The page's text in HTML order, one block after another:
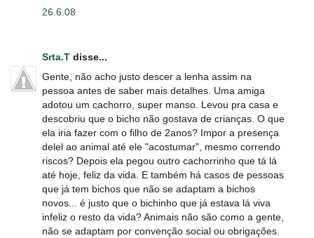
26.6.08
Srta.T disse...
Gente, não acho justo descer a lenha assim na
pessoa antes de saber mais detalhes. Uma amiga
adotou um cachorro, super manso. Levou pra casa e
descobriu que o bicho não gostava de crianças. O que
ela iria fazer com o filho de 2anos? Impor a presença
delel ao animal até ele "acostumar", mesmo correndo
riscos? Depois ela pegou outro cachorrinho que tá lá
até hoje, feliz da vida. E também há casos de pessoas
que já tem bichos que não se adaptam a bichos
novos... é justo que o bichinho que já estava lá viva
infeliz o resto da vida? Animais não são como a gente,
não se adaptam por convenção social ou obrigações.